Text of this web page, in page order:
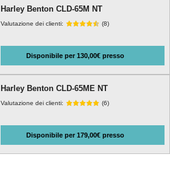
Harley Benton CLD-65M NT
Valutazione dei clienti: (8)
Disponibile per 130,00€ presso
Harley Benton CLD-65ME NT
Valutazione dei clienti: (6)
Disponibile per 179,00€ presso